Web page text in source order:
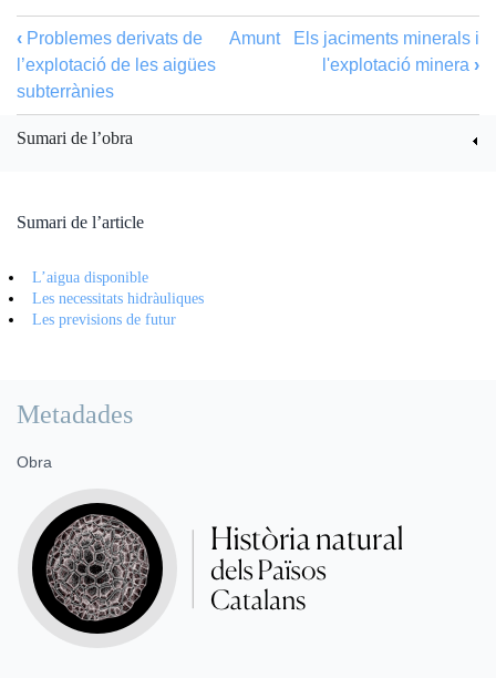
‹ Problemes derivats de
l’explotació de les aigües
subterrànies
Amunt
Els jaciments minerals i
l'explotació minera ›
Sumari de l’obra
Sumari de l’article
L’aigua disponible
Les necessitats hidràuliques
Les previsions de futur
Metadades
Obra